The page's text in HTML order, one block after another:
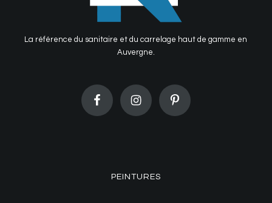
La référence du sanitaire et du carrelage haut de gamme en
Auvergne.
PEINTURES